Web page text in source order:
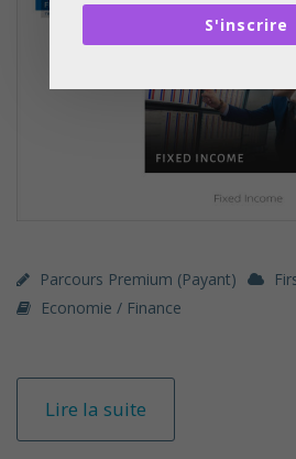
Parcours Premium (payant)
Economie / Finance
Lire la suite
S'inscrire